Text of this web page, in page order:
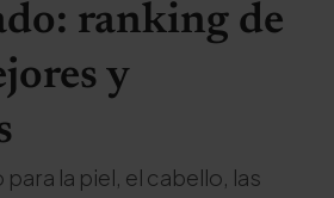
ranking de
y
la piel, el cabello, las